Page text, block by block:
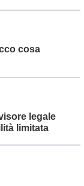
cosa
legale
limitata